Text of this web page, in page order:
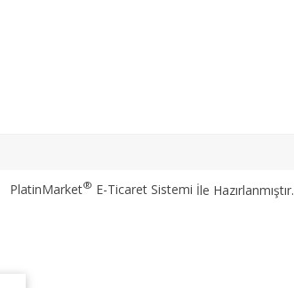
PlatinMarket® E-Ticaret Sistemi İle Hazırlanmıştır.